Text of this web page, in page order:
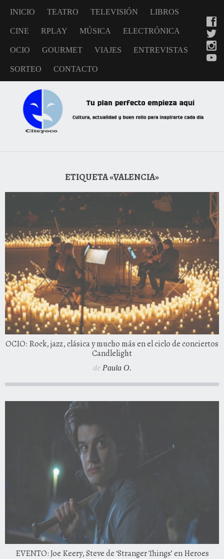
INICIO TEATRO TELEVISIÓN LIBROS
CINE RPLAY MÚSICA ELECTRÓNICA
OCIO GOURMET VIAJES ENTREVISTAS
SORTEO CONTACTO
ETIQUETA «VALENCIA»
OCIO: Rock, jazz, clásica y mucho más en el ciclo de conciertos
Candlelight
de Paula O.
EVENTO: Joe Keery, Steve de ‘Stranger Things’ en Heroes